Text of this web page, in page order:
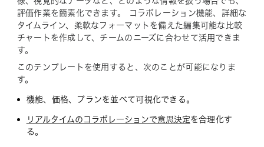
評価作業を簡素化できます。 コラボレーション機能、詳細な
タイムライン、柔軟なフォーマットを備えた編集可能な比較
チャートを作成して、チームのニーズに合わせて活用できま
す。
このテンプレートを使用すると、次のことが可能になりま
す。
機能、価格、プランを並べて可視化できる。
リアルタイムのコラボレーションで意思決定を合理化す
る。